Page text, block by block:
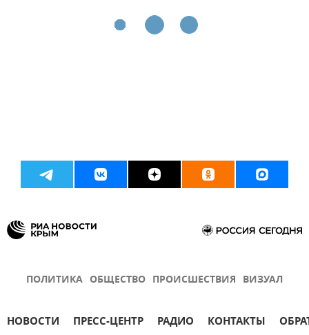
ПОЛИТИКА ОБЩЕСТВО ПРОИСШЕСТВИЯ ВИЗУАЛ
НОВОСТИ ПРЕСС-ЦЕНТР РАДИО КОНТАКТЫ